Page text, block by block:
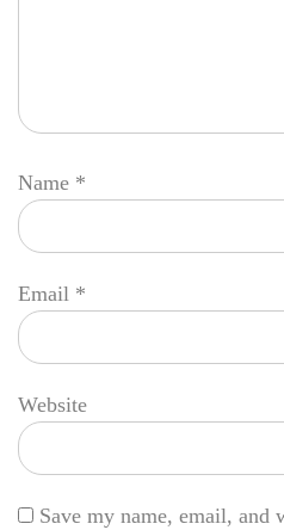
Name *
Email *
Website
Save my name, email, and